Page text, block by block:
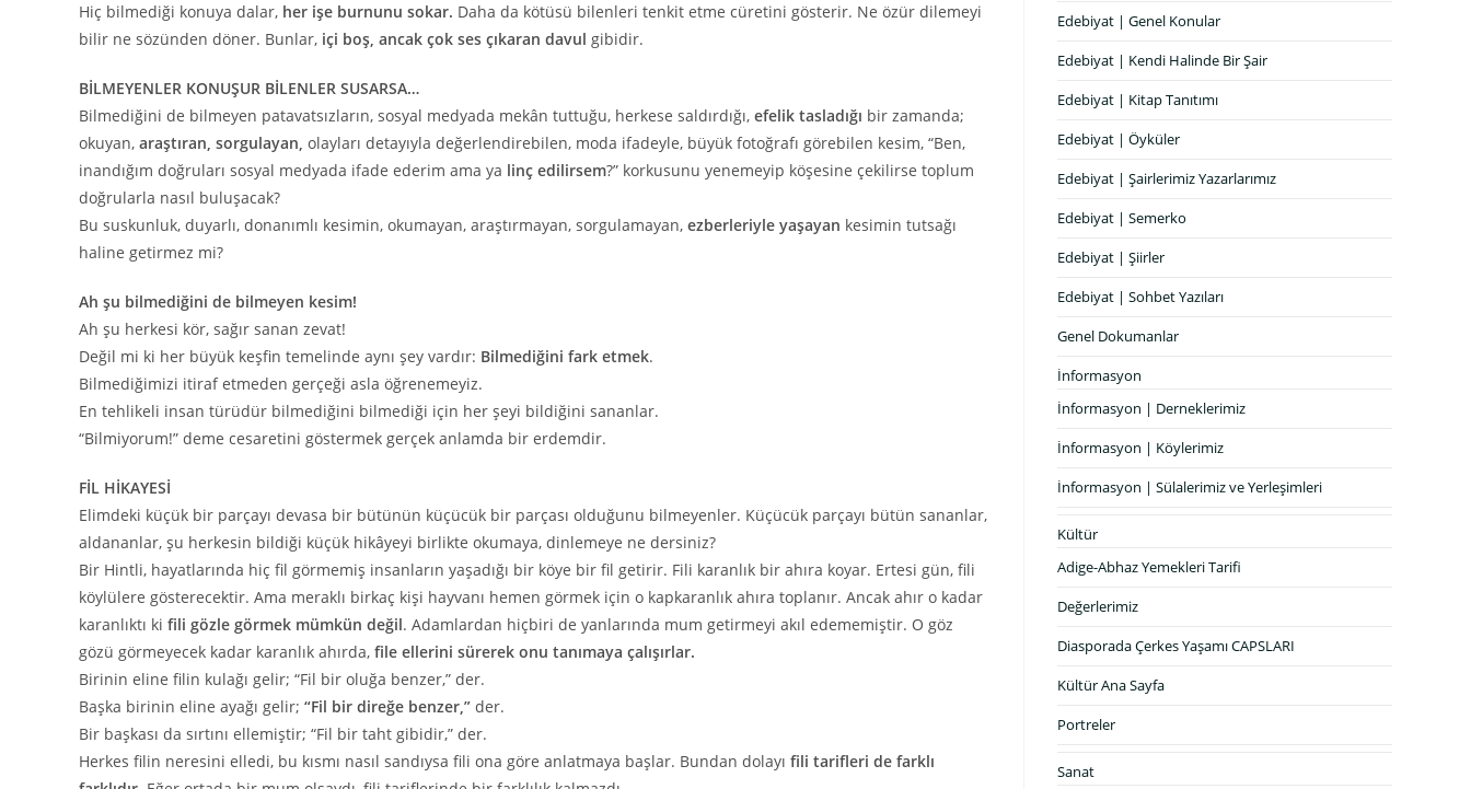
Hiç bilmediği konuya dalar, her işe burnunu sokar. Daha da kötüsü bilenleri tenkit etme cüretini gösterir. Ne özür dilemeyi
bilir ne sözünden döner. Bunlar, içi boş, ancak çok ses çıkaran davul gibidir.
BİLMEYENLER KONUŞUR BİLENLER SUSARSA…
Bilmediğini de bilmeyen patavatsızların, sosyal medyada mekân tuttuğu, herkese saldırdığı, efelik tasladığı bir zamanda;
okuyan, araştıran, sorgulayan, olayları detayıyla değerlendirebilen, moda ifadeyle, büyük fotoğrafı görebilen kesim, “Ben,
inandığım doğruları sosyal medyada ifade ederim ama ya linç edilirsem?” korkusunu yenemeyip köşesine çekilirse toplum
doğrularla nasıl buluşacak?
Bu suskunluk, duyarlı, donanımlı kesimin, okumayan, araştırmayan, sorgulamayan, ezberleriyle yaşayan kesimin tutsağı
haline getirmez mi?
Ah şu bilmediğini de bilmeyen kesim!
Ah şu herkesi kör, sağır sanan zevat!
Değil mi ki her büyük keşfin temelinde aynı şey vardır: Bilmediğini fark etmek.
Bilmediğimizi itiraf etmeden gerçeği asla öğrenemeyiz.
En tehlikeli insan türüdür bilmediğini bilmediği için her şeyi bildiğini sananlar.
“Bilmiyorum!” deme cesaretini göstermek gerçek anlamda bir erdemdir.
FİL HİKAYESİ
Elimdeki küçük bir parçayı devasa bir bütünün küçücük bir parçası olduğunu bilmeyenler. Küçücük parçayı bütün sananlar,
aldananlar, şu herkesin bildiği küçük hikâyeyi birlikte okumaya, dinlemeye ne dersiniz?
Bir Hintli, hayatlarında hiç fil görmemiş insanların yaşadığı bir köye bir fil getirir. Fili karanlık bir ahıra koyar. Ertesi gün, fili
köylülere gösterecektir. Ama meraklı birkaç kişi hayvanı hemen görmek için o kapkaranlık ahıra toplanır. Ancak ahır o kadar
karanlıktı ki fili gözle görmek mümkün değil. Adamlardan hiçbiri de yanlarında mum getirmeyi akıl edememiştir. O göz
gözü görmeyecek kadar karanlık ahırda, file ellerini sürerek onu tanımaya çalışırlar.
Birinin eline filin kulağı gelir; “Fil bir oluğa benzer,” der.
Başka birinin eline ayağı gelir; “Fil bir direğe benzer,” der.
Bir başkası da sırtını ellemiştir; “Fil bir taht gibidir,” der.
Herkes filin neresini elledi, bu kısmı nasıl sandıysa fili ona göre anlatmaya başlar. Bundan dolayı fili tarifleri de farklı
Edebiyat | Genel Konular
Edebiyat | Kendi Halinde Bir Şair
Edebiyat | Kitap Tanıtımı
Edebiyat | Öyküler
Edebiyat | Şairlerimiz Yazarlarımız
Edebiyat | Semerko
Edebiyat | Şiirler
Edebiyat | Sohbet Yazıları
Genel Dokumanlar
İnformasyon
İnformasyon | Derneklerimiz
İnformasyon | Köylerimiz
İnformasyon | Sülalerimiz ve Yerleşimleri
Kültür
Adige-Abhaz Yemekleri Tarifi
Değerlerimiz
Diasporada Çerkes Yaşamı CAPSLARI
Kültür Ana Sayfa
Portreler
Sanat